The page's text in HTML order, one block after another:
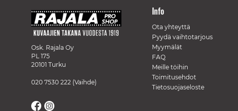
Osk. Rajala Oy
PL 175
20101 Turku
020 7530 222 (Vaihde)
Info
Ota yhteyttä
Pyydä vaihtotarjous
Myymälät
FAQ
Meille töihin
Toimitusehdot
Tietosuojaseloste